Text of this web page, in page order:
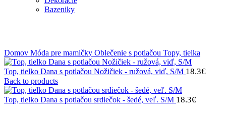
Bazeniky
Domov Móda pre mamičky Oblečenie s potlačou Topy, tielka
Top, tielko Dana s potlačou Nožičiek - ružová, viď, S/M 18.3€
Back to products
Top, tielko Dana s potlačou srdiečok - šedé, veľ. S/M 18.3€